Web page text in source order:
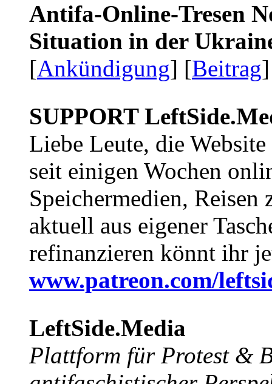
Antifa-Online-Tresen
Situation in der
[Ankündigung] [Beitrag
SUPPORT
Liebe Leute, die Website
seit einigen Wochen
Speichermedien, Reisen
aktuell aus eigener
refinanzieren könnt ihr
www.patreon.com/
LeftSide.Media
Plattform für Protest &